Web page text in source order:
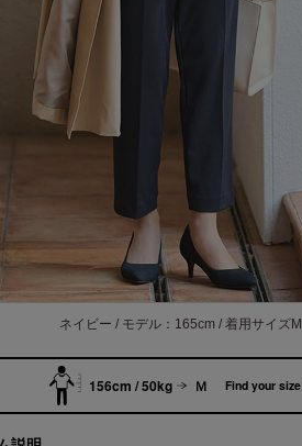
ネイビー / モデル：165cm / 着用サイズM
156cm / 50kg Ｍ Find your size